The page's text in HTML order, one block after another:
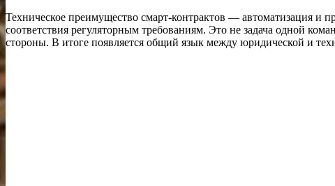
Техническое преимущество смарт‑контрактов — автоматизация и
соответствия регуляторным требованиям. Это не задача одной
стороны. В итоге появляется общий язык между юридической и